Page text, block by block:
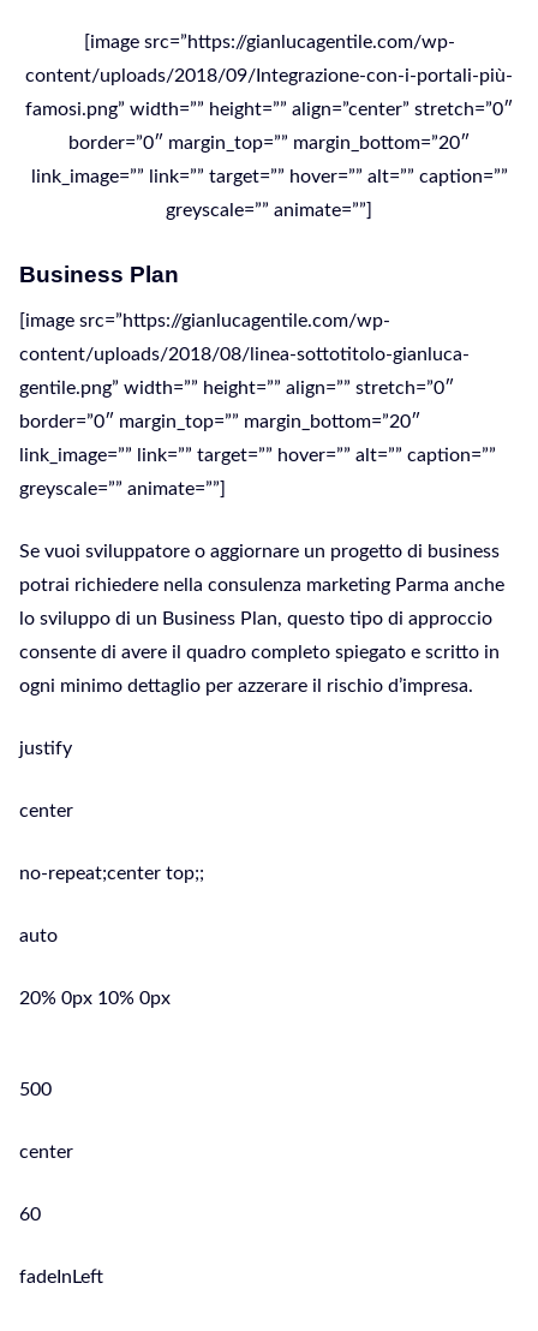
[image src=”https://gianlucagentile.com/wp-
content/uploads/2018/09/Integrazione-con-i-portali-più-
famosi.png” width=”” height=”” align=”center” stretch=”0″
border=”0″ margin_top=”” margin_bottom=”20″
link_image=”” link=”” target=”” hover=”” alt=”” caption=””
greyscale=”” animate=””]
Business Plan
[image src=”https://gianlucagentile.com/wp-
content/uploads/2018/08/linea-sottotitolo-gianluca-
gentile.png” width=”” height=”” align=”” stretch=”0″
border=”0″ margin_top=”” margin_bottom=”20″
link_image=”” link=”” target=”” hover=”” alt=”” caption=””
greyscale=”” animate=””]
Se vuoi sviluppatore o aggiornare un progetto di business
potrai richiedere nella consulenza marketing Parma anche
lo sviluppo di un Business Plan, questo tipo di approccio
consente di avere il quadro completo spiegato e scritto in
ogni minimo dettaglio per azzerare il rischio d’impresa.
justify
center
no-repeat;center top;;
auto
20% 0px 10% 0px
500
center
60
fadeInLeft